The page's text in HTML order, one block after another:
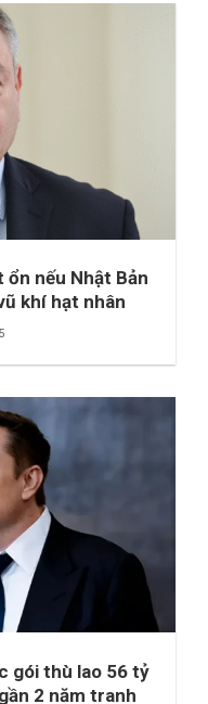
ổn nếu Nhật Bản
khí hạt nhân
gói thù lao 56 tỷ
2 năm tranh